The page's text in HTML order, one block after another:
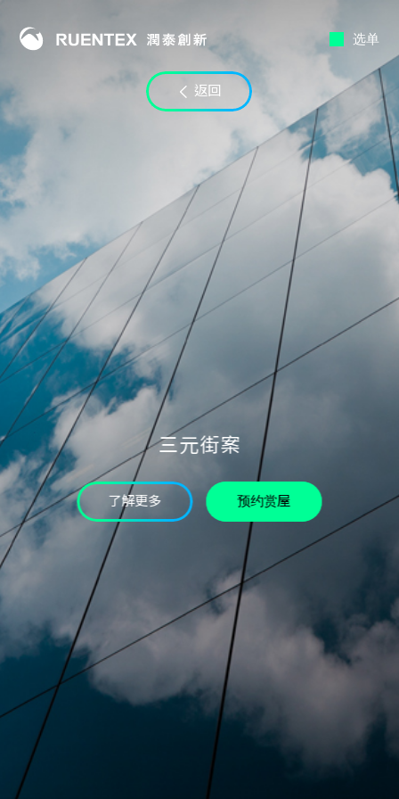
选单
返回
三元街案
了解更多 预约赏屋
至
LINE ID
备注
验证码
我已详读个资条款并同意